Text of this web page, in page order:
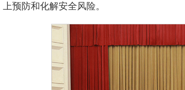
上预防和化解安全风险。